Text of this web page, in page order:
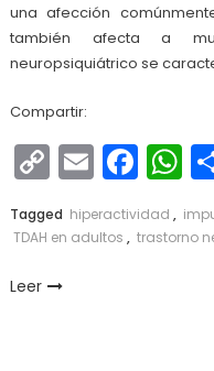
una afección
también afecta a
neuropsiquiátrico se
Compartir:
Copy
Link
Email
Tagged hiperactividad ,
TDAH en adultos , trastorno
Leer